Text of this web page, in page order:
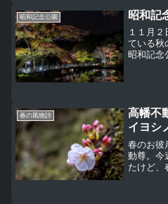
昭和記念公園 昭和記
１１月
ている秋
昭和記念
春の風物詩
高幡不
イヨシ
春のお彼
動尊。今
たけど、